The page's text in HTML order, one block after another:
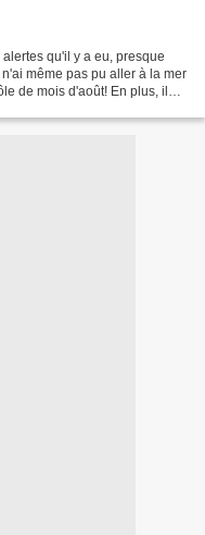
qu'il y a eu, presque
même pas pu aller à la mer
de mois d'août! En plus, il